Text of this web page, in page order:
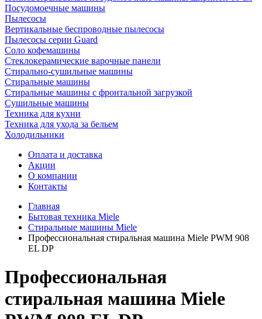
Посудомоечные машины
Пылесосы
Вертикальные беспроводные пылесосы
Пылесосы серии Guard
Соло кофемашины
Стеклокерамические варочные панели
Стирально-сушильные машины
Стиральные машины
Стиральные машины с фронтальной загрузкой
Сушильные машины
Техника для кухни
Техника для ухода за бельем
Холодильники
Оплата и доставка
Акции
О компании
Контакты
Главная
Бытовая техника Miele
Стиральные машины Miele
Профессиональная стиральная машина Miele PWM 908
EL DP
Профессиональная
стиральная машина Miele